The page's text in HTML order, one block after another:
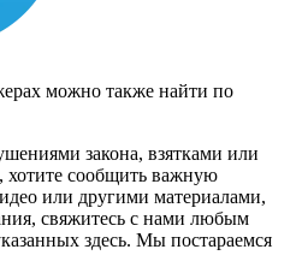
можно также найти по
закона, взятками или
хотите сообщить важную
или другими материалами,
свяжитесь с нами любым
здесь. Мы постараемся